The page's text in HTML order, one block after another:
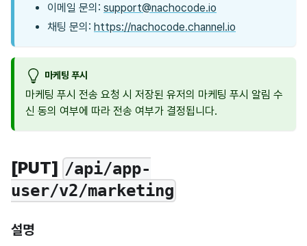
이메일 문의: support@nachocode.io
채팅 문의: https://nachocode.channel.io
마케팅 푸시
마케팅 푸시 전송 요청 시 저장된 유저의 마케팅 푸시 알림 수
신 동의 여부에 따라 전송 여부가 결정됩니다.
[PUT] /api/app-
user/v2/marketing
설명